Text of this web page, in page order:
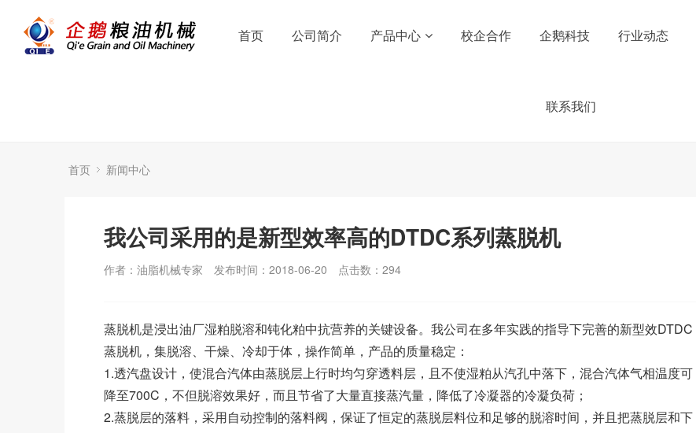
首页 公司简介 产品中心 校企合作 企鹅科技 行业动态
联系我们
首页 新闻中心
我公司采用的是新型效率高的DTDC系列蒸脱机
作者：油脂机械专家 发布时间：2018-06-20 点击数： 294
蒸脱机是浸出油厂湿粕脱溶和钝化粕中抗营养的关键设备。我公司在多年实践的指导下完善的新型效DTDC
蒸脱机，集脱溶、干燥、冷却于体，操作简单，产品的质量稳定：
1.透汽盘设计，使混合汽体由蒸脱层上行时均匀穿透料层，且不使湿粕从汽孔中落下，混合汽体气相温度可
降至700C，不但脱溶效果好，而且节省了大量直接蒸汽量，降低了冷凝器的冷凝负荷；
2.蒸脱层的落料，采用自动控制的落料阀，保证了恒定的蒸脱层料位和足够的脱溶时间，并且把蒸脱层和下